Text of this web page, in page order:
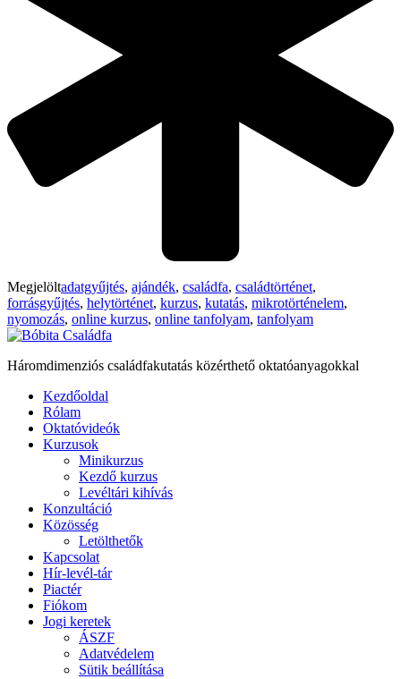
Megjelöltadatgyűjtés, ajándék, családfa, családtörténet,
forrásgyűjtés, helytörténet, kurzus, kutatás, mikrotörténelem,
nyomozás, online kurzus, online tanfolyam, tanfolyam
Háromdimenziós családfakutatás közérthető oktatóanyagokkal
Kezdőoldal
Rólam
Oktatóvideók
Kurzusok
Minikurzus
Kezdő kurzus
Levéltári kihívás
Konzultáció
Közösség
Letölthetők
Kapcsolat
Hír-levél-tár
Piactér
Fiókom
Jogi keretek
ÁSZF
Adatvédelem
Sütik beállítása